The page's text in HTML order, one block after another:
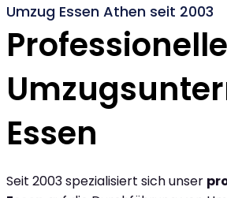
Umzug Essen Athen seit 2003
Essen
Seit 2003 spezialisiert sich unser